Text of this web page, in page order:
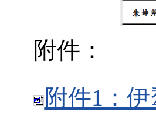
附件：
附件1：